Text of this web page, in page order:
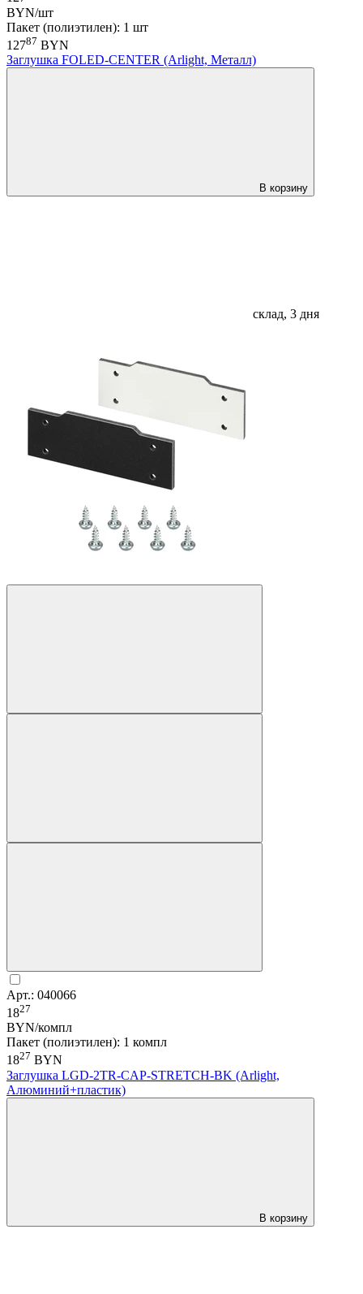
BYN/шт
Пакет (полиэтилен): 1 шт
12787 BYN
Заглушка FOLED-CENTER (Arlight, Металл)
В корзину
склад, 3 дня
Арт.: 040066
1827
BYN/компл
Пакет (полиэтилен): 1 компл
1827 BYN
Заглушка LGD-2TR-CAP-STRETCH-BK (Arlight,
Алюминий+пластик)
В корзину